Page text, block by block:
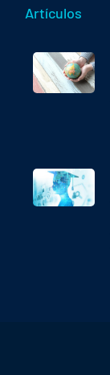
Artículos